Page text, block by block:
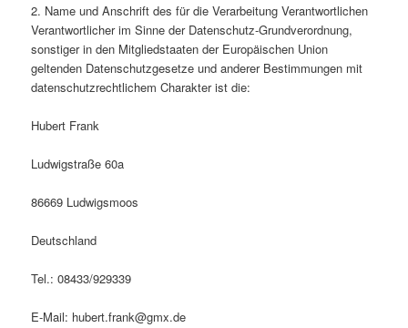
2. Name und Anschrift des für die Verarbeitung Verantwortlichen
Verantwortlicher im Sinne der Datenschutz-Grundverordnung,
sonstiger in den Mitgliedstaaten der Europäischen Union
geltenden Datenschutzgesetze und anderer Bestimmungen mit
datenschutzrechtlichem Charakter ist die:
Hubert Frank
Ludwigstraße 60a
86669 Ludwigsmoos
Deutschland
Tel.: 08433/929339
E-Mail: hubert.frank@gmx.de